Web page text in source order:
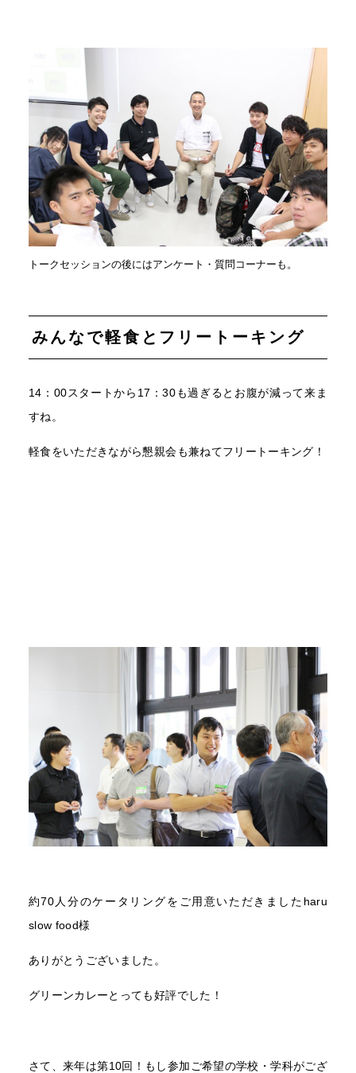
トークセッションの後にはアンケート・質問コーナーも。
みんなで軽食とフリートーキング
14：00スタートから17：30も過ぎるとお腹が減って来ま
すね。
軽食をいただきながら懇親会も兼ねてフリートーキング！
約70人分のケータリングをご用意いただきましたharu
slow food様
ありがとうございました。
グリーンカレーとっても好評でした！
さて、来年は第10回！もし参加ご希望の学校・学科がござ